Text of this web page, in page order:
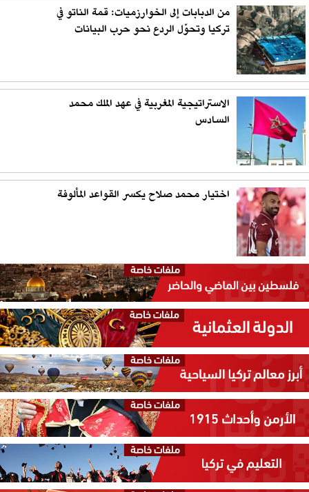
من الدبابات إلى الخوارزميات: قمة الناتو في
تركيا وتحوّل الردع نحو حرب البيانات
الاستراتيجية المغربية في عهد الملك محمد
السادس
اختيار محمد صلاح يكسر القواعد المألوفة